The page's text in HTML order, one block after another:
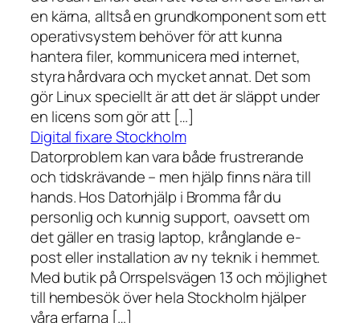
en kärna, alltså en grundkomponent som ett
operativsystem behöver för att kunna
hantera filer, kommunicera med internet,
styra hårdvara och mycket annat. Det som
gör Linux speciellt är att det är släppt under
en licens som gör att […]
Digital fixare Stockholm
Datorproblem kan vara både frustrerande
och tidskrävande – men hjälp finns nära till
hands. Hos Datorhjälp i Bromma får du
personlig och kunnig support, oavsett om
det gäller en trasig laptop, krånglande e-
post eller installation av ny teknik i hemmet.
Med butik på Orrspelsvägen 13 och möjlighet
till hembesök över hela Stockholm hjälper
våra erfarna […]